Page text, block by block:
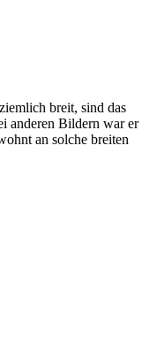
breit, sind das
anderen Bildern war er
an solche breiten